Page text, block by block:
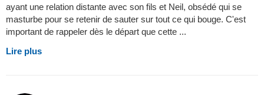
ayant une relation distante avec son fils et Neil, obsédé qui se
masturbe pour se retenir de sauter sur tout ce qui bouge. C'est
important de rappeler dès le départ que cette ...
Lire plus